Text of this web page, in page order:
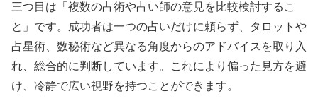
三つ目は「複数の占術や占い師の意見を比較検討するこ
と」です。成功者は一つの占いだけに頼らず、タロットや
占星術、数秘術など異なる角度からのアドバイスを取り入
れ、総合的に判断しています。これにより偏った見方を避
け、冷静で広い視野を持つことができます。